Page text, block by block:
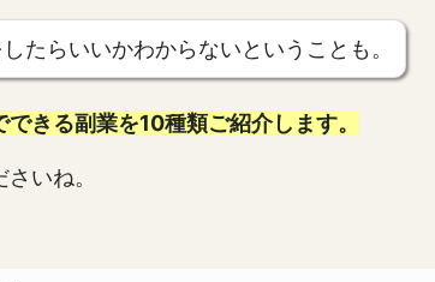
たらいいかわからないということも。
きる副業を10種類ご紹介します。
いね。